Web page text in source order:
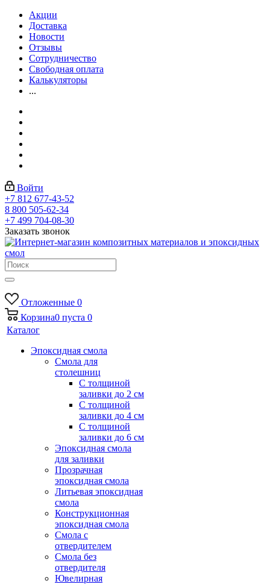
Акции
Доставка
Новости
Отзывы
Сотрудничество
Свободная оплата
Калькуляторы
...
Войти
+7 812 677-43-52
8 800 505-62-34
+7 499 704-08-30
Заказать звонок
Отложенные 0
Корзина0 пуста 0
Каталог
Эпоксидная смола
Смола для
столешниц
С толщиной
заливки до 2 см
С толщиной
заливки до 4 см
С толщиной
заливки до 6 см
Эпоксидная смола
для заливки
Прозрачная
эпоксидная смола
Литьевая эпоксидная
смола
Конструкционная
эпоксидная смола
Смола с
отвердителем
Смола без
отвердителя
Ювелирная